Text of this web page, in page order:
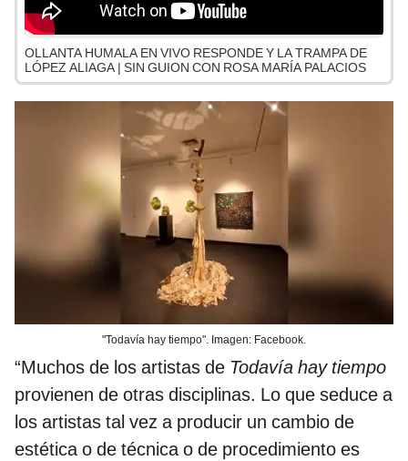
OLLANTA HUMALA EN VIVO RESPONDE Y LA TRAMPA DE
LÓPEZ ALIAGA | SIN GUION CON ROSA MARÍA PALACIOS
"Todavía hay tiempo". Imagen: Facebook.
“Muchos de los artistas de Todavía hay tiempo
provienen de otras disciplinas. Lo que seduce a
los artistas tal vez a producir un cambio de
estética o de técnica o de procedimiento es